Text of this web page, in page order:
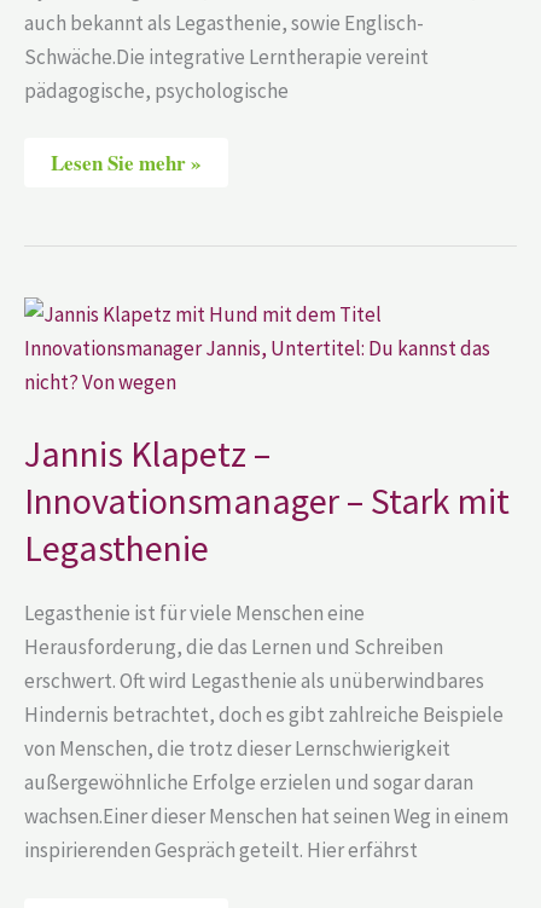
auch bekannt als Legasthenie, sowie Englisch-
Schwäche.Die integrative Lerntherapie vereint
pädagogische, psychologische
Lesen Sie mehr »
Jannis Klapetz –
Innovationsmanager – Stark mit
Legasthenie
Legasthenie ist für viele Menschen eine
Herausforderung, die das Lernen und Schreiben
erschwert. Oft wird Legasthenie als unüberwindbares
Hindernis betrachtet, doch es gibt zahlreiche Beispiele
von Menschen, die trotz dieser Lernschwierigkeit
außergewöhnliche Erfolge erzielen und sogar daran
wachsen.Einer dieser Menschen hat seinen Weg in einem
inspirierenden Gespräch geteilt. Hier erfährst
Jannis
Klapetz
–
Innovationsmanager
–
Legasthenie